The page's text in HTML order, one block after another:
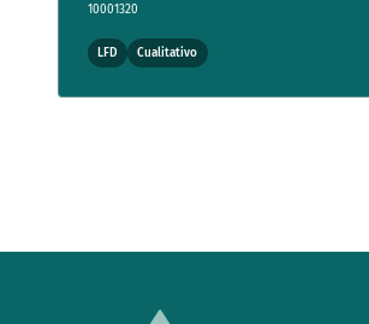
10001320
LFD Cualitativo